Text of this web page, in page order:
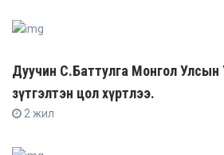
Дуучин С.Баттулга Монгол Улсын
зүтгэлтэн цол хүртлээ.
2 жил